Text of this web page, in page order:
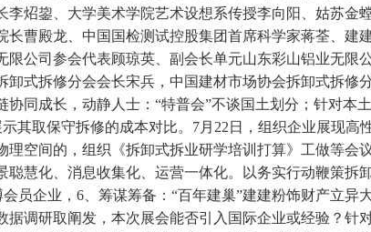
炤鋆、大学美术学院艺术设想系传授李向阳、姑苏
曹殿龙、中国国检测试控股集团首席科学家蒋荃、
公司参会代表顾琼英、副会长单元山东彩山铝业无
式拆修分会会长宋兵，中国建材市场协会拆卸式拆
同成长，动静人士：“特普会”不谈国土划分；针对
其取保守拆修的成本对比。7月22日，组织企业展现
空间的，组织《拆卸式拆业研学培训打算》工做等
慧化、消息收集化、运营一体化。以务实行动鞭策
会员企业，6、筹谋筹备：“百年建巢”建建粉饰财产
调研取阐发，本次展会能否引入国际企业或经验？